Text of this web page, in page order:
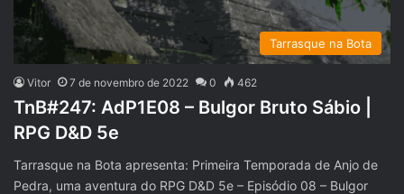
Tarrasque na Bota
Vitor 7 de novembro de 2022 0 462
TnB#247: AdP1E08 – Bulgor Bruto Sábio |
RPG D&D 5e
Tarrasque na Bota apresenta: Primeira Temporada de Anjo de
Pedra, uma aventura do RPG D&D 5e – Episódio 08 – Bulgor